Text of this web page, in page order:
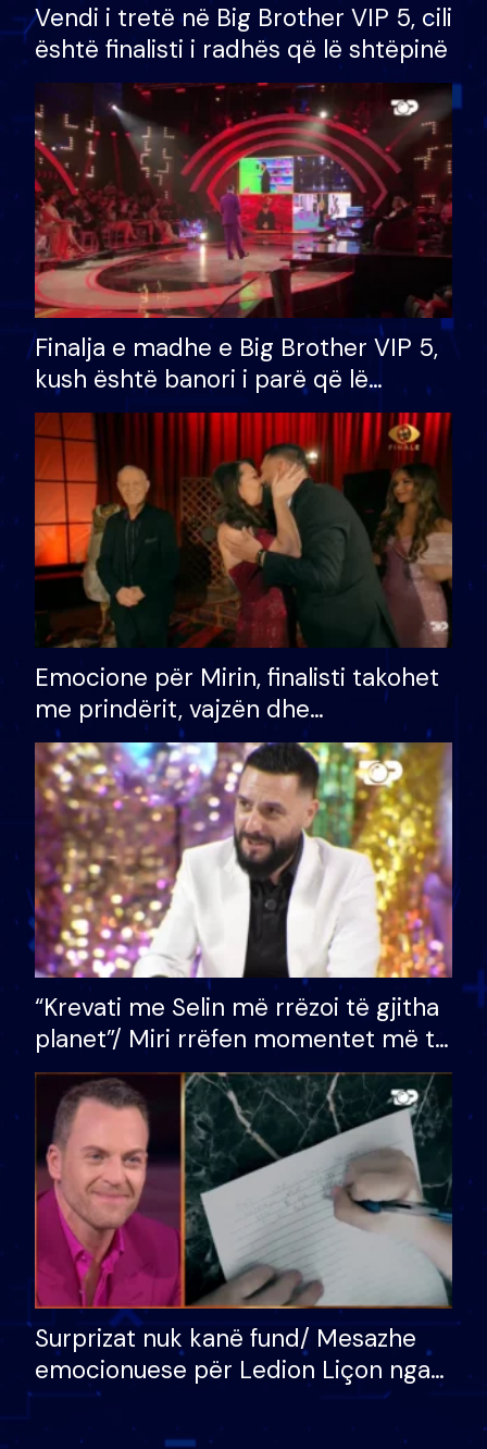
Vendi i tretë në Big Brother VIP 5, cili
është finalisti i radhës që lë shtëpinë
Finalja e madhe e Big Brother VIP 5,
kush është banori i parë që lë
shtëpinë dhe humb mundësinë për
të fituar çmimin e madh
Emocione për Mirin, finalisti takohet
me prindërit, vajzën dhe
bashkëshorten: S’kemi ndonjë letër
divorci apo jo?
“Krevati me Selin më rrëzoi të gjitha
planet”/ Miri rrëfen momentet më të
bukura në shtëpinë e BB VIP: Do më
mungojë zilja e mëngjesit kur…
Surprizat nuk kanë fund/ Mesazhe
emocionuese për Ledion Liçon nga
nëna dhe fëmijët e tij, moderatori
nuk i mban dot lotët: Nuk meritoj…